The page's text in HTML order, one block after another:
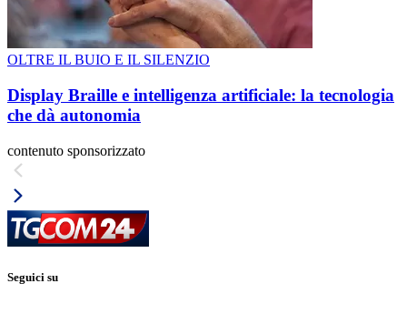
OLTRE IL BUIO E IL SILENZIO
Display Braille e intelligenza artificiale: la tecnologia
che dà autonomia
contenuto sponsorizzato
Seguici su